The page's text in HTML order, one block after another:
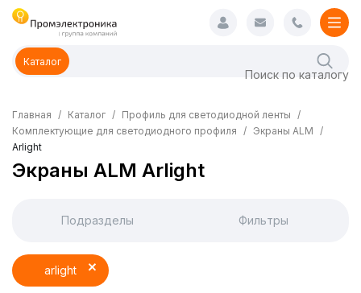
Каталог
Главная Каталог
Профиль для светодиодной ленты
Комплектующие для светодиодного профиля
Экраны ALM
Arlight
Экраны ALM Arlight
Подразделы Фильтры
arlight